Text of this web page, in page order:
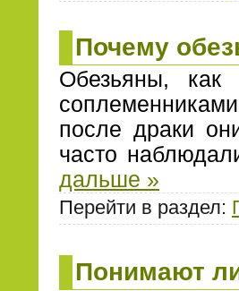
Почему
Обезьяны,
после драки
часто
дальше »
Перейти в раздел:
Понимают